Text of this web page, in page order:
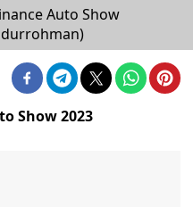
Auto Show
Show 2023